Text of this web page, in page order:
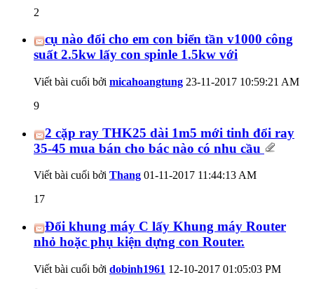
2
cụ nào đổi cho em con biển tần v1000 công
suất 2.5kw lấy con spinle 1.5kw với
Viết bài cuối bởi micahoangtung 23-11-2017 10:59:21 AM
9
2 cặp ray THK25 dài 1m5 mới tinh đổi ray
35-45 mua bán cho bác nào có nhu cầu
Viết bài cuối bởi Thang 01-11-2017 11:44:13 AM
17
Đổi khung máy C lấy Khung máy Router
nhỏ hoặc phụ kiện dựng con Router.
Viết bài cuối bởi dobinh1961 12-10-2017 01:05:03 PM